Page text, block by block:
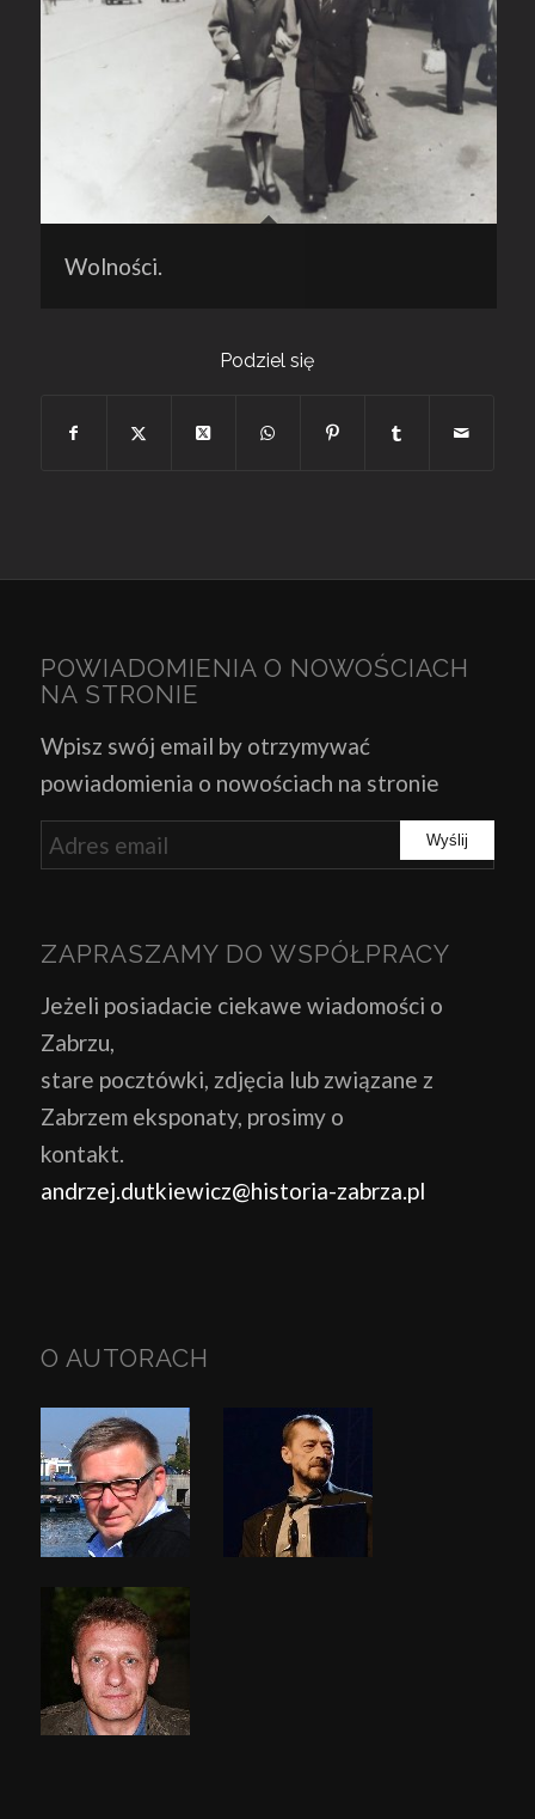
Wolności.
Podziel się
POWIADOMIENIA O NOWOŚCIACH
NA STRONIE
Wpisz swój email by otrzymywać
powiadomienia o nowościach na stronie
ZAPRASZAMY DO WSPÓŁPRACY
Jeżeli posiadacie ciekawe wiadomości o
Zabrzu,
stare pocztówki, zdjęcia lub związane z
Zabrzem eksponaty, prosimy o
kontakt.
andrzej.dutkiewicz@historia-zabrza.pl
O AUTORACH